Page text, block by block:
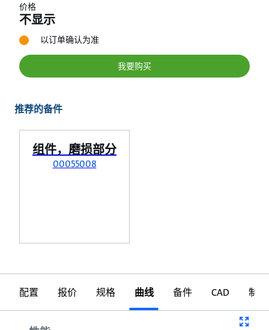
价格
不显示
以订单确认为准
我要购买
推荐的备件
组件，磨损部分
00055008
配置 报价 规格 曲线 备件 CAD 制图